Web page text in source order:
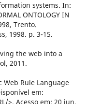
systems. In:
ONTOLOGY IN
Trento.
1998. p. 3-15.
the web into a
2011.
Web Rule Language
em:
>. Acesso em: 20 jun.